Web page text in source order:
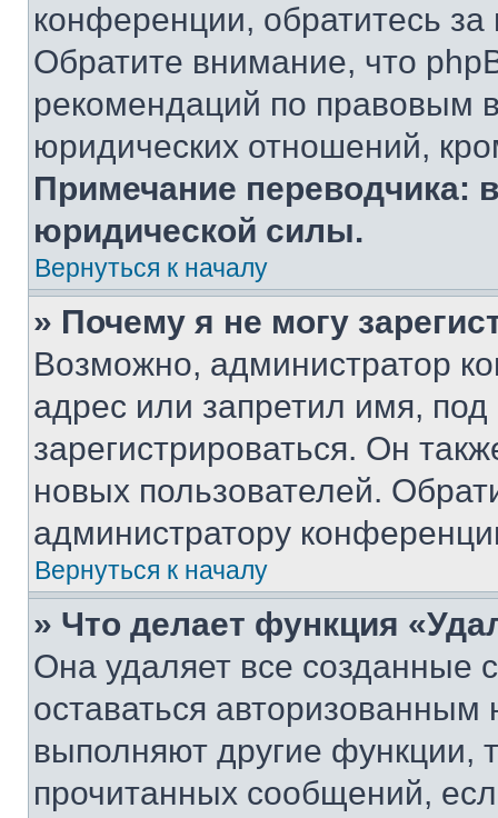
конференции, обратитесь
Обратите внимание, что
рекомендаций по правовым
юридических отношений,
Примечание переводчика:
юридической силы.
Вернуться к началу
» Почему я не могу
Возможно, администратор
адрес или запретил имя,
зарегистрироваться. Он
новых пользователей.
администратору
Вернуться к началу
» Что делает функция
Она удаляет все созданные
оставаться
выполняют другие функции,
прочитанных сообщений,